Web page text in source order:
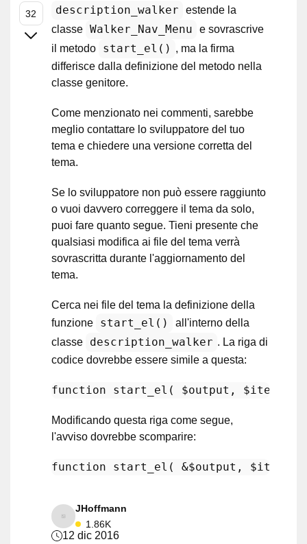
description_walker
estende la
classe Walker_Nav_Menu
e sovrascrive
il metodo
start_el() , ma la firma
differisce dalla definizione del metodo nella
classe genitore.
Come menzionato nei commenti, sarebbe
meglio contattare lo sviluppatore del tuo
tema e chiedere una versione corretta del
tema.
Se lo sviluppatore non può essere raggiunto
o vuoi davvero correggere il tema da solo,
puoi fare quanto segue. Tieni presente che
qualsiasi modifica ai file del tema verrà
sovrascritta durante l'aggiornamento del
tema.
Cerca nei file del tema la definizione della
funzione
start_el()
all'interno della
classe
description_walker . La riga di
codice dovrebbe essere simile a questa:
function start_el ( $output , $item
Modificando questa riga come segue,
l'avviso dovrebbe scomparire:
function start_el ( &$output , $item
JHoffmann
1.86K
12 dic 2016